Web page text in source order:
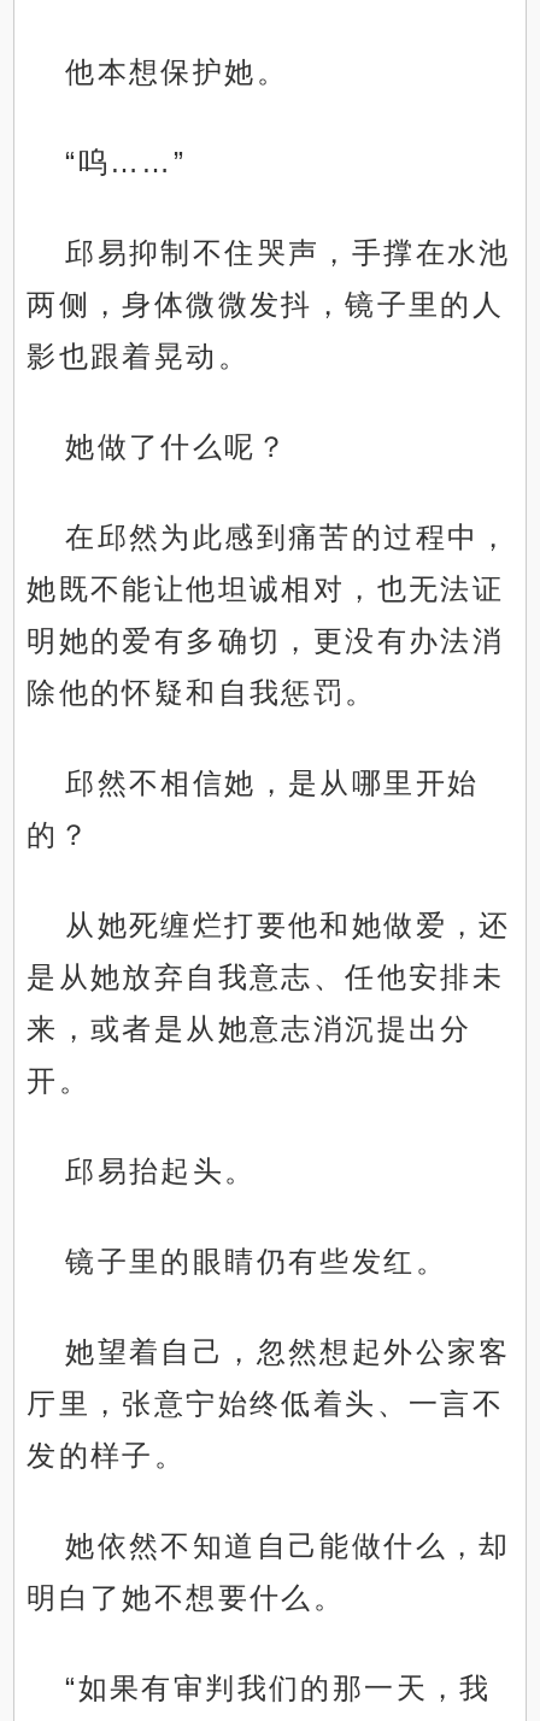
他本想保护她。
“呜……”
邱易抑制不住哭声，手撑在水池
两侧，身体微微发抖，镜子里的人
影也跟着晃动。
她做了什么呢？
在邱然为此感到痛苦的过程中，
她既不能让他坦诚相对，也无法证
明她的爱有多确切，更没有办法消
除他的怀疑和自我惩罚。
邱然不相信她，是从哪里开始
的？
从她死缠烂打要他和她做爱，还
是从她放弃自我意志、任他安排未
来，或者是从她意志消沉提出分
开。
邱易抬起头。
镜子里的眼睛仍有些发红。
她望着自己，忽然想起外公家客
厅里，张意宁始终低着头、一言不
发的样子。
她依然不知道自己能做什么，却
明白了她不想要什么。
“如果有审判我们的那一天，我